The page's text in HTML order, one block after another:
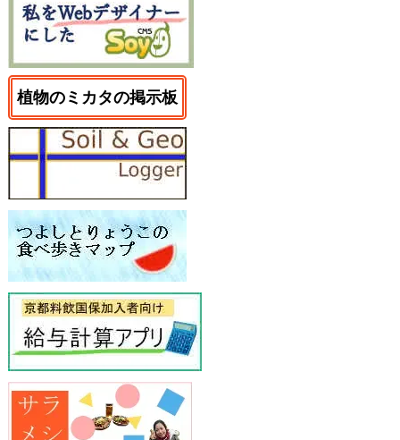
植物のミカタの掲示板